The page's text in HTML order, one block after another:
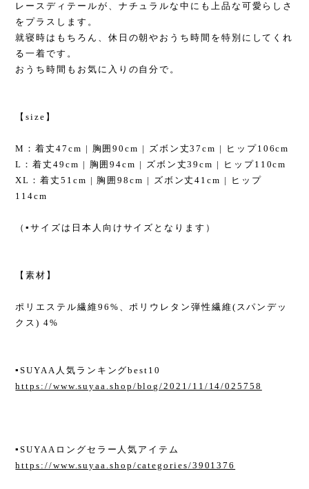
レースディテールが、ナチュラルな中にも上品な可愛らしさ
をプラスします。
就寝時はもちろん、休日の朝やおうち時間を特別にしてくれ
る一着です。
おうち時間もお気に入りの自分で。
【size】
M：着丈47cm | 胸囲90cm | ズボン丈37cm | ヒップ106cm
L：着丈49cm | 胸囲94cm | ズボン丈39cm | ヒップ110cm
XL：着丈51cm | 胸囲98cm | ズボン丈41cm | ヒップ
114cm
（▪︎サイズは日本人向けサイズとなります）
【素材】
ポリエステル繊維96%、ポリウレタン弾性繊維(スパンデッ
クス) 4%
▪︎SUYAA人気ランキングbest10
https://www.suyaa.shop/blog/2021/11/14/025758
▪︎SUYAAロングセラー人気アイテム
https://www.suyaa.shop/categories/3901376